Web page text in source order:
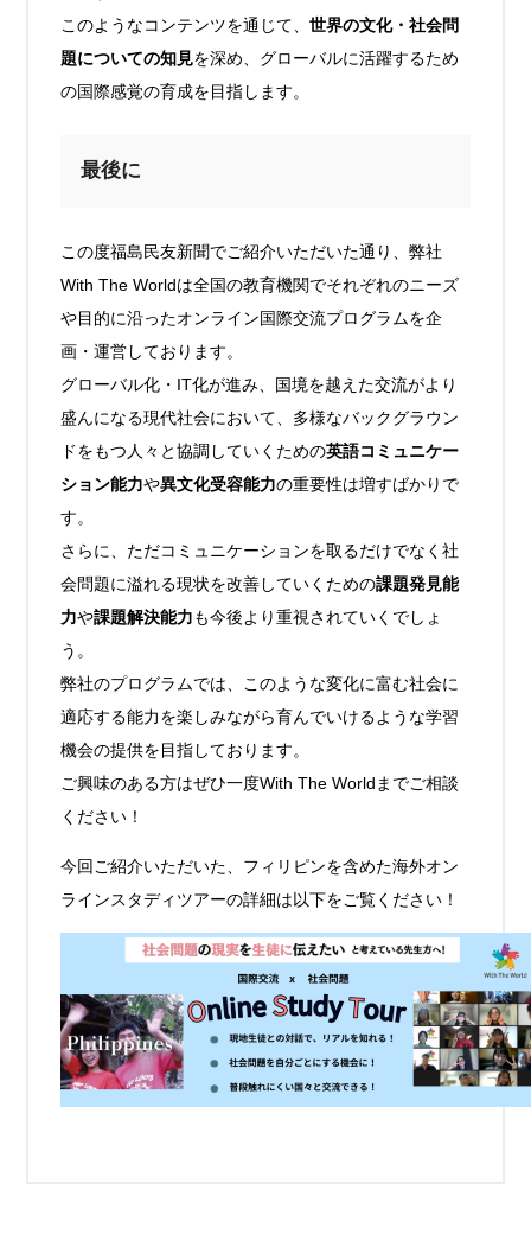
このようなコンテンツを通じて、世界の文化・社会問
題についての知見を深め、グローバルに活躍するため
の国際感覚の育成を目指します。
最後に
この度福島民友新聞でご紹介いただいた通り、弊社
With The Worldは全国の教育機関でそれぞれのニーズ
や目的に沿ったオンライン国際交流プログラムを企
画・運営しております。
グローバル化・IT化が進み、国境を越えた交流がより
盛んになる現代社会において、多様なバックグラウン
ドをもつ人々と協調していくための英語コミュニケー
ション能力や異文化受容能力の重要性は増すばかりで
す。
さらに、ただコミュニケーションを取るだけでなく社
会問題に溢れる現状を改善していくための課題発見能
力や課題解決能力も今後より重視されていくでしょ
う。
弊社のプログラムでは、このような変化に富む社会に
適応する能力を楽しみながら育んでいけるような学習
機会の提供を目指しております。
ご興味のある方はぜひ一度With The Worldまでご相談
ください！
今回ご紹介いただいた、フィリピンを含めた海外オン
ラインスタディツアーの詳細は以下をご覧ください！